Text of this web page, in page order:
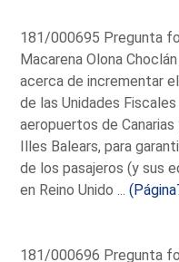
181/000695 Pregunta
Macarena Olona
acerca de incrementar
de las Unidades
aeropuertos de Canarias
Illes Balears, para
de los pasajeros (y sus
en Reino Unido ...
181/000696 Pregunta